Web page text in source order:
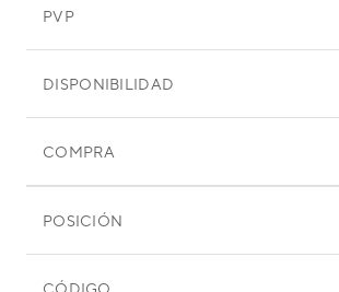
PVP
DISPONIBILIDAD
COMPRA
POSICIÓN
CÓDIGO